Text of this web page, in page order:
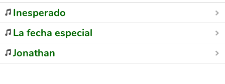
Inesperado
La fecha especial
Jonathan